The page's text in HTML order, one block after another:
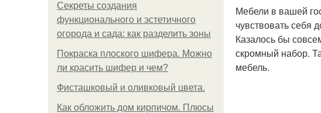
Секреты создания
функционального и эстетичного
огорода и сада: как разделить зоны
Покраска плоского шифера. Можно
ли красить шифер и чем?
Фисташковый и оливковый цвета.
Как обложить дом кирпичом. Плюсы
Мебели в вашей
чувствовать себя
Казалось бы
скромный набор.
мебель.